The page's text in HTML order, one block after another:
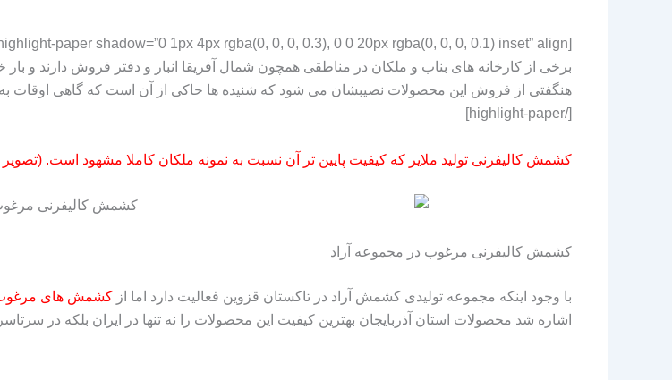
برخی از کارخانه های بناب و ملکان در مناطقی همچون شمال آفریقا انبار و دفتر فروش دارند و
هنگفتی از فروش این محصولات نصیبشان می شود که شنیده ها حاکی از آن است که گاهی اوقات به
[/highlight-paper]
کشمش کالیفرنی تولید ملایر که کیفیت پایین تر آن نسبت به نمونه ملکان کاملا مشهود است. (تصویر
کشمش کالیفرنی مرغوب در مجموعه آراد
با وجود اینکه مجموعه تولیدی کشمش آراد در تاکستان قزوین فعالیت دارد اما از کشمش های
اشاره شد محصولات استان‌ آذربایجان بهترین کیفیت این محصولات را نه تنها در ایران بلکه در سرتاسر